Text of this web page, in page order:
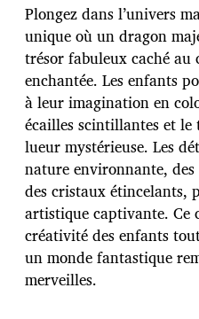
e
p
u
b
l
i
c
a
t
i
o
n
Plongez dans l’univers
unique où un dragon
trésor fabuleux caché
enchantée. Les enfants
à leur imagination en
écailles scintillantes et
lueur mystérieuse. Les
nature environnante,
des cristaux étincelants,
artistique captivante. Ce
créativité des enfants
un monde fantastique
merveilles.